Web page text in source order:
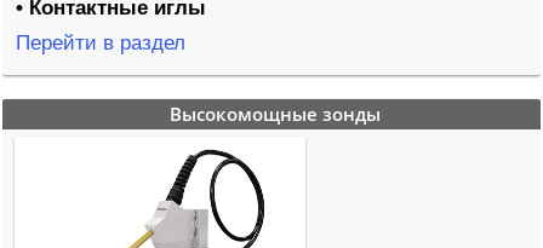
• Контактные иглы
Перейти в раздел
Высокомощные зонды